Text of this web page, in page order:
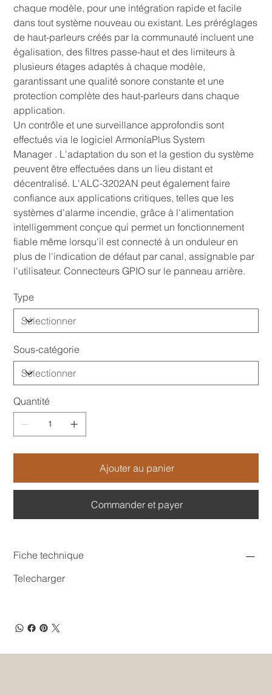
chaque modèle, pour une intégration rapide et facile
dans tout système nouveau ou existant. Les préréglages
de haut-parleurs créés par la communauté incluent une
égalisation, des filtres passe-haut et des limiteurs à
plusieurs étages adaptés à chaque modèle,
garantissant une qualité sonore constante et une
protection complète des haut-parleurs dans chaque
application.
Un contrôle et une surveillance approfondis sont
effectués via le logiciel ArmoníaPlus System
Manager . L'adaptation du son et la gestion du système
peuvent être effectuées dans un lieu distant et
décentralisé. L'ALC-3202AN peut également faire
confiance aux applications critiques, telles que les
systèmes d'alarme incendie, grâce à l'alimentation
intelligemment conçue qui permet un fonctionnement
fiable même lorsqu'il est connecté à un onduleur en
plus de l'indication de défaut par canal, assignable par
l'utilisateur. Connecteurs GPIO sur le panneau arrière.
Type
Sous-catégorie
Quantité
Ajouter au panier
Commander et payer
Fiche technique
Telecharger